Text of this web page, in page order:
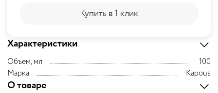
Характеристики
Объем, мл
100
Марка
Kapous
О товаре
Купить в 1 клик
Купить в 1 клик